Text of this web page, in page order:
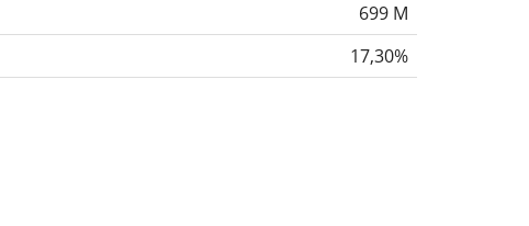
699 M
17,30%